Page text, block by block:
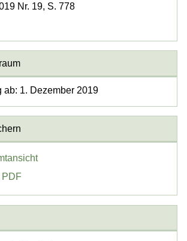
Nr. 19, S. 778
ab: 1. Dezember 2019
PDF